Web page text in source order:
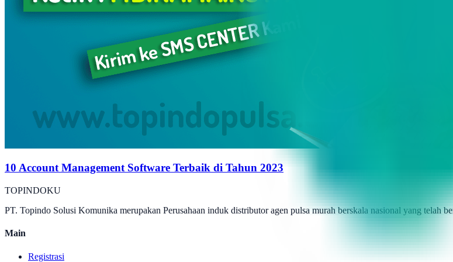
10 Account Management Software Terbaik di Tahun 2023
TOPINDOKU
PT. Topindo Solusi Komunika merupakan Perusahaan induk distributor agen pulsa murah berskala nasional yang telah
Main
Registrasi